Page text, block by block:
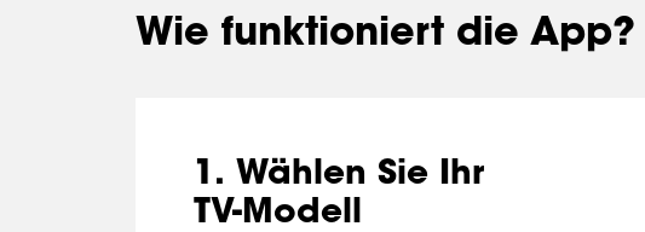
Wie funktioniert die App?
1. Wählen Sie Ihr
TV-Modell